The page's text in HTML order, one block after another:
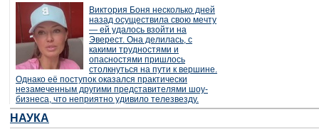
Виктория Боня несколько дней
назад осуществила свою мечту
— ей удалось взойти на
Эверест. Она делилась, с
какими трудностями и
опасностями пришлось
столкнуться на пути к вершине.
Однако её поступок оказался практически
незамеченным другими представителями шоу-
бизнеса, что неприятно удивило телезвезду.
НАУКА